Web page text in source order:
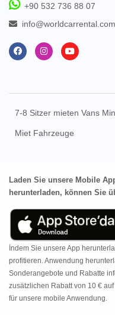
+90 532 736 88 07
info@worldcarrental.com
7-8 Sitzer mieten Vans
Miet Fahrzeuge
Laden Sie unsere Mobile
herunterladen, können Sie
İndem Sie unsere App
profitieren. Anwendung
Sonderangebote und Rabatte
zusätzlichen Rabatt von 10 €
für unsere mobile Anwendung.